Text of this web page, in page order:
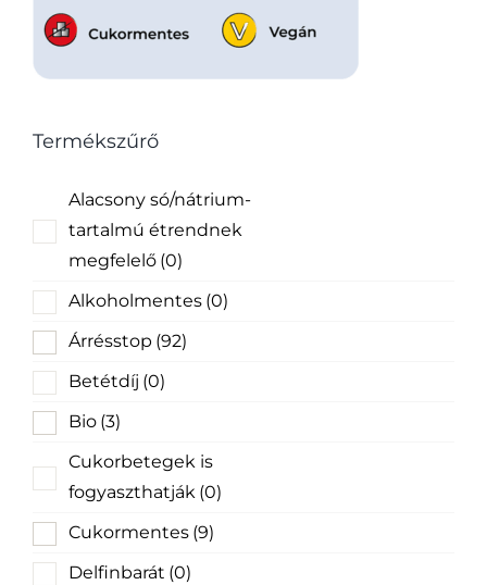
Termékszűrő
Alacsony só/nátrium-
tartalmú étrendnek
megfelelő (0)
Alkoholmentes (0)
Árrésstop (92)
Betétdíj (0)
Bio (3)
Cukorbetegek is
fogyaszthatják (0)
Cukormentes (9)
Delfinbarát (0)